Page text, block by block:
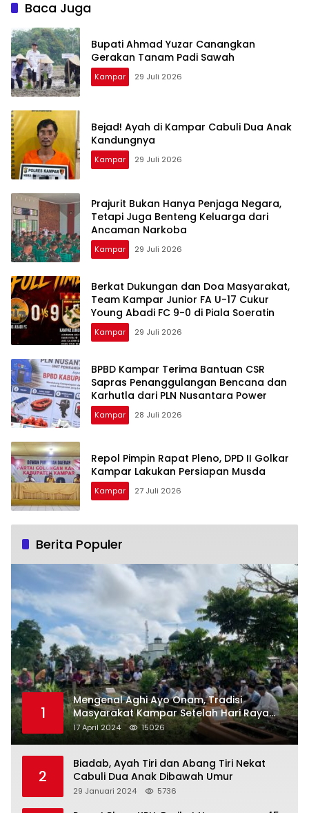
Baca Juga
Bupati Ahmad Yuzar Canangkan
Gerakan Tanam Padi Sawah
Kampar 29 Juli 2026
Bejad! Ayah di Kampar Cabuli Dua Anak
Kandungnya
Kampar 29 Juli 2026
Prajurit Bukan Hanya Penjaga Negara,
Tetapi Juga Benteng Keluarga dari
Ancaman Narkoba
Kampar 29 Juli 2026
Berkat Dukungan dan Doa Masyarakat,
Team Kampar Junior FA U-17 Cukur
Young Abadi FC 9-0 di Piala Soeratin
Kampar 29 Juli 2026
BPBD Kampar Terima Bantuan CSR
Sapras Penanggulangan Bencana dan
Karhutla dari PLN Nusantara Power
Kampar 28 Juli 2026
Repol Pimpin Rapat Pleno, DPD II Golkar
Kampar Lakukan Persiapan Musda
Kampar 27 Juli 2026
Berita Populer
1
Mengenal Aghi Ayo Onam, Tradisi
Masyarakat Kampar Setelah Hari Raya
Idul Fitri
17 April 2024 15026
2
Biadab, Ayah Tiri dan Abang Tiri Nekat
Cabuli Dua Anak Dibawah Umur
29 Januari 2024 5736